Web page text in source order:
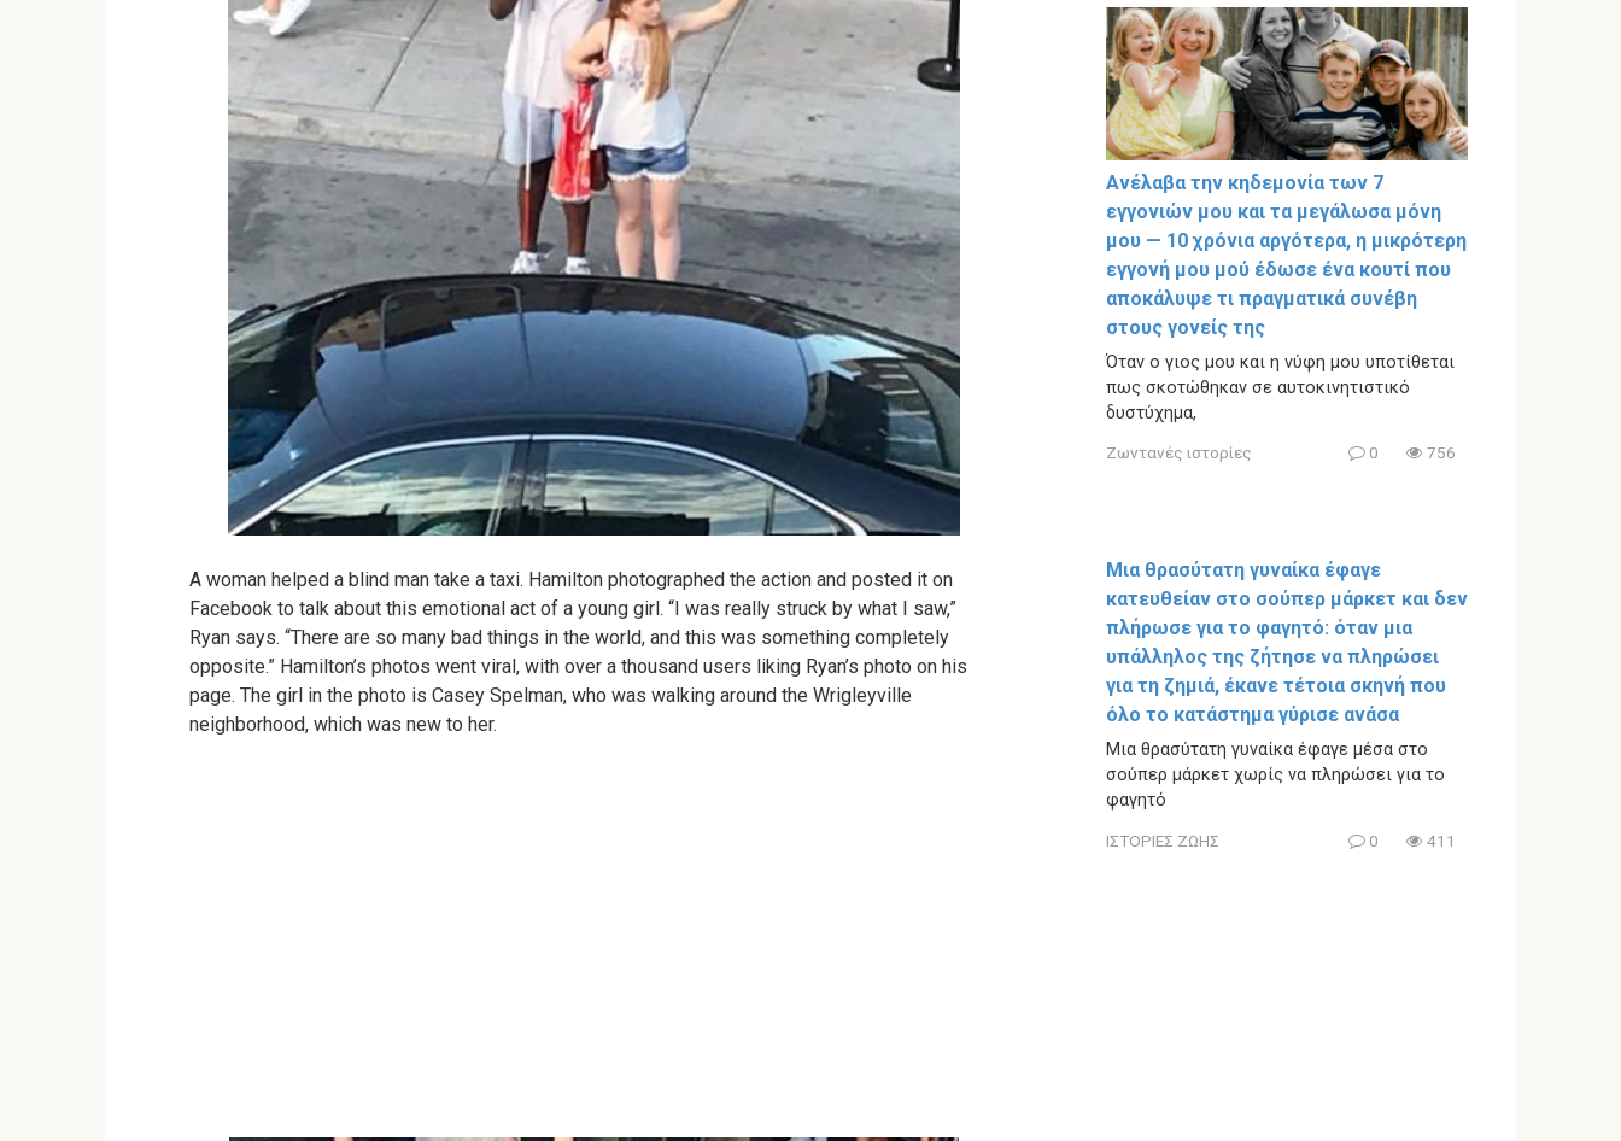
A woman helped a blind man take a taxi. Hamilton photographed the action and posted it on
Facebook to talk about this emotional act of a young girl. “I was really struck by what I saw,”
Ryan says. “There are so many bad things in the world, and this was something completely
opposite.” Hamilton’s photos went viral, with over a thousand users liking Ryan’s photo on his
page. The girl in the photo is Casey Spelman, who was walking around the Wrigleyville
neighborhood, which was new to her.
Ανέλαβα την κηδεμονία των 7
εγγονιών μου και τα μεγάλωσα μόνη
μου — 10 χρόνια αργότερα, η μικρότερη
εγγονή μου μού έδωσε ένα κουτί που
αποκάλυψε τι πραγματικά συνέβη
στους γονείς της
Όταν ο γιος μου και η νύφη μου υποτίθεται
πως σκοτώθηκαν σε αυτοκινητιστικό
δυστύχημα,
Ζωντανές ιστορίες 0 756
Μια θρασύτατη γυναίκα έφαγε
κατευθείαν στο σούπερ μάρκετ και δεν
πλήρωσε για το φαγητό: όταν μια
υπάλληλος της ζήτησε να πληρώσει
για τη ζημιά, έκανε τέτοια σκηνή που
όλο το κατάστημα γύρισε ανάσα
Μια θρασύτατη γυναίκα έφαγε μέσα στο
σούπερ μάρκετ χωρίς να πληρώσει για το
φαγητό
ΙΣΤΟΡΙΕΣ ΖΩΗΣ 0 411